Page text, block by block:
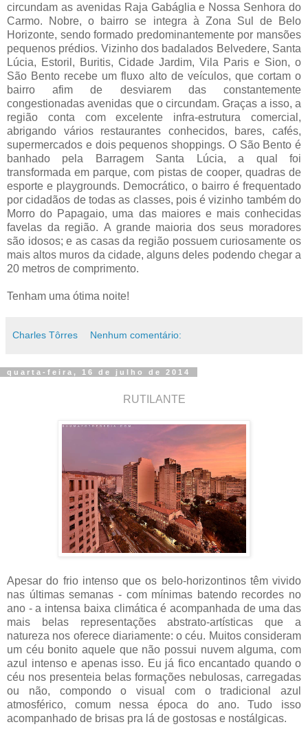
circundam as avenidas Raja Gabáglia e Nossa Senhora do
Carmo. Nobre, o bairro se integra à Zona Sul de Belo
Horizonte, sendo formado predominantemente por mansões
pequenos prédios. Vizinho dos badalados Belvedere, Santa
Lúcia, Estoril, Buritis, Cidade Jardim, Vila Paris e Sion, o
São Bento recebe um fluxo alto de veículos, que cortam o
bairro afim de desviarem das constantemente
congestionadas avenidas que o circundam. Graças a isso, a
região conta com excelente infra-estrutura comercial,
abrigando vários restaurantes conhecidos, bares, cafés,
supermercados e dois pequenos shoppings. O São Bento é
banhado pela Barragem Santa Lúcia, a qual foi
transformada em parque, com pistas de cooper, quadras de
esporte e playgrounds. Democrático, o bairro é frequentado
por cidadãos de todas as classes, pois é vizinho também do
Morro do Papagaio, uma das maiores e mais conhecidas
favelas da região. A grande maioria dos seus moradores
são idosos; e as casas da região possuem curiosamente os
mais altos muros da cidade, alguns deles podendo chegar a
20 metros de comprimento.
Tenham uma ótima noite!
Charles Tôrres Nenhum comentário:
quarta-feira, 16 de julho de 2014
RUTILANTE
Apesar do frio intenso que os belo-horizontinos têm vivido
nas últimas semanas - com mínimas batendo recordes no
ano - a intensa baixa climática é acompanhada de uma das
mais belas representações abstrato-artísticas que a
natureza nos oferece diariamente: o céu. Muitos consideram
um céu bonito aquele que não possui nuvem alguma, com
azul intenso e apenas isso. Eu já fico encantado quando o
céu nos presenteia belas formações nebulosas, carregadas
ou não, compondo o visual com o tradicional azul
atmosférico, comum nessa época do ano. Tudo isso
acompanhado de brisas pra lá de gostosas e nostálgicas.